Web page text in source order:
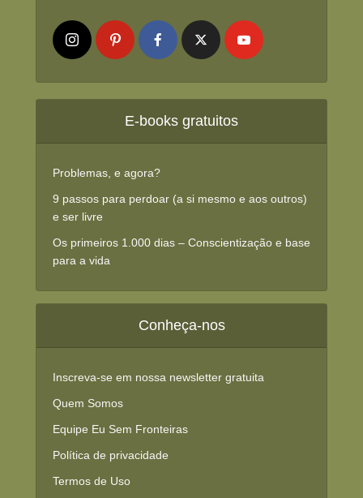
E-books gratuitos
Problemas, e agora?
9 passos para perdoar (a si mesmo e aos outros)
e ser livre
Os primeiros 1.000 dias – Conscientização e base
para a vida
Conheça-nos
Inscreva-se em nossa newsletter gratuita
Quem Somos
Equipe Eu Sem Fronteiras
Política de privacidade
Termos de Uso